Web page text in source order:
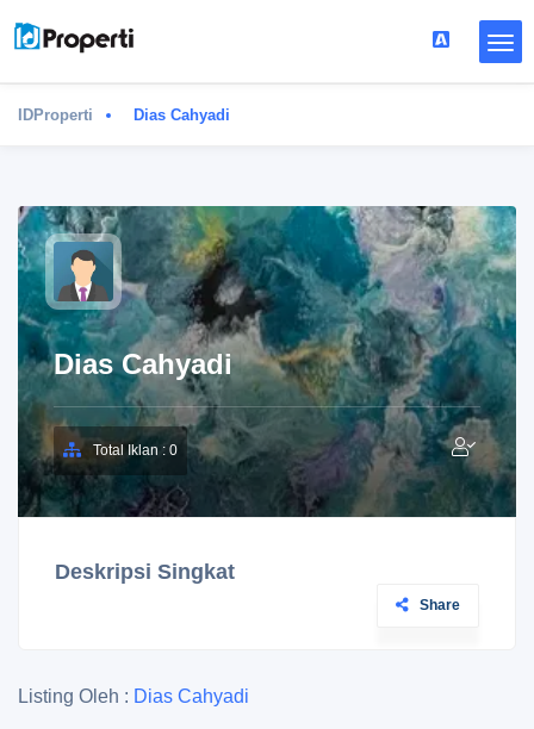
IDProperti Dias Cahyadi
Dias Cahyadi
Total Iklan : 0
Deskripsi Singkat
Share
Listing Oleh : Dias Cahyadi